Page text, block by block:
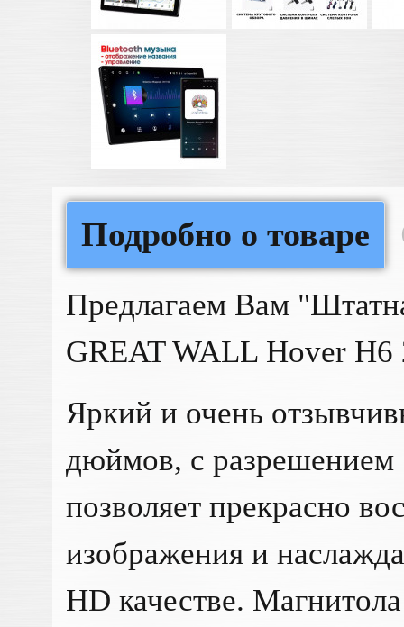
Подробно о товаре
Предлагаем Вам
GREAT WALL Hover
Яркий и очень
дюймов, с разрешением
позволяет прекрасно
изображения и
HD качестве.